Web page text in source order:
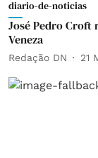
diario-de-noticias
José Pedro Croft
Veneza
Redação DN 21